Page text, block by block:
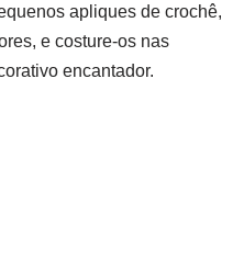
apliques de crochê,
e costure-os nas
encantador.